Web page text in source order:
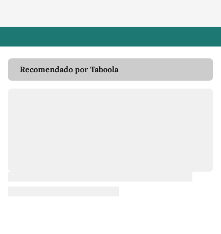
Recomendado por Taboola